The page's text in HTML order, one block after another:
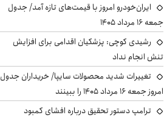
ایران‌خودرو امروز با قیمت‌های تازه آمد/ جدول
جمعه ۱۶ مرداد ۱۴۰۵
رشیدی کوچی: پزشکیان اقدامی برای افزایش
تنش انجام نداد
تغییرات شدید محصولات سایپا/ خریداران جدول
امروز جمعه ۱۶ مرداد ۱۴۰۵ را ببینند
ترامپ دستور تحقیق درباره افشای کمبود